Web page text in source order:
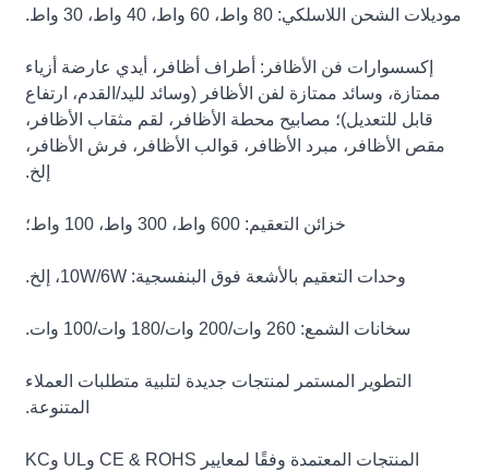
موديلات الشحن اللاسلكي: 80 واط، 60 واط، 40 واط، 30 واط.
إكسسوارات فن الأظافر: أطراف أظافر، أيدي عارضة أزياء
ممتازة، وسائد ممتازة لفن الأظافر (وسائد لليد/القدم، ارتفاع
قابل للتعديل)؛ مصابيح محطة الأظافر، لقم مثقاب الأظافر،
مقص الأظافر، مبرد الأظافر، قوالب الأظافر، فرش الأظافر،
إلخ.
خزائن التعقيم: 600 واط، 300 واط، 100 واط؛
وحدات التعقيم بالأشعة فوق البنفسجية: 10W/6W، إلخ.
سخانات الشمع: 260 وات/200 وات/180 وات/100 وات.
التطوير المستمر لمنتجات جديدة لتلبية متطلبات العملاء
المتنوعة.
المنتجات المعتمدة وفقًا لمعايير CE & ROHS وUL وKC